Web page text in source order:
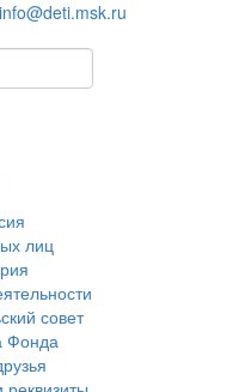
info@deti.msk.ru
лиц
совет
Фонда